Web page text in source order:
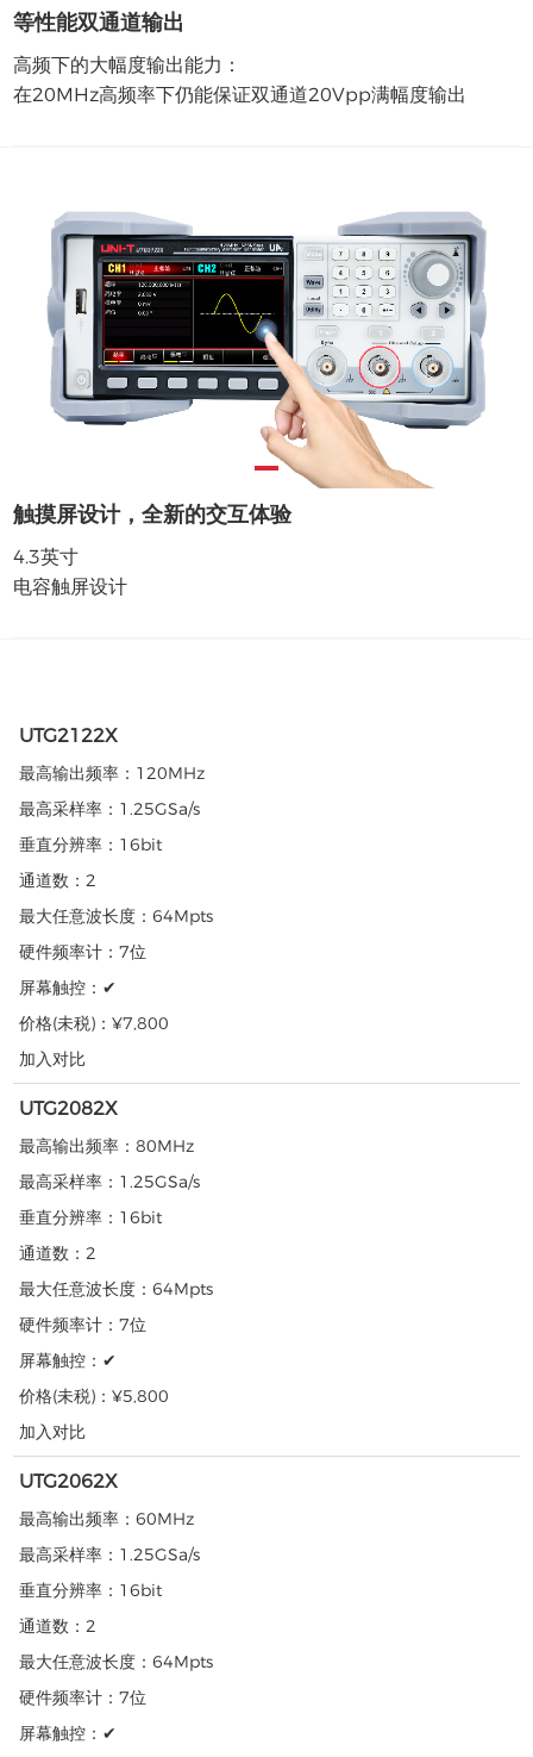
等性能双通道输出
高频下的大幅度输出能力：
在20MHz高频率下仍能保证双通道20Vpp满幅度输出
触摸屏设计，全新的交互体验
4.3英寸
电容触屏设计
UTG2122X
最高输出频率： 120MHz
最高采样率： 1.25GSa/s
垂直分辨率： 16bit
通道数：2
最大任意波长度：64Mpts
硬件频率计：7位
屏幕触控： ✔
价格(未税)：¥7,800
加入对比
UTG2082X
最高输出频率：80MHz
最高采样率： 1.25GSa/s
垂直分辨率： 16bit
通道数：2
最大任意波长度：64Mpts
硬件频率计：7位
屏幕触控： ✔
价格(未税)：¥5,800
加入对比
UTG2062X
最高输出频率：60MHz
最高采样率： 1.25GSa/s
垂直分辨率： 16bit
通道数：2
最大任意波长度：64Mpts
硬件频率计：7位
屏幕触控： ✔